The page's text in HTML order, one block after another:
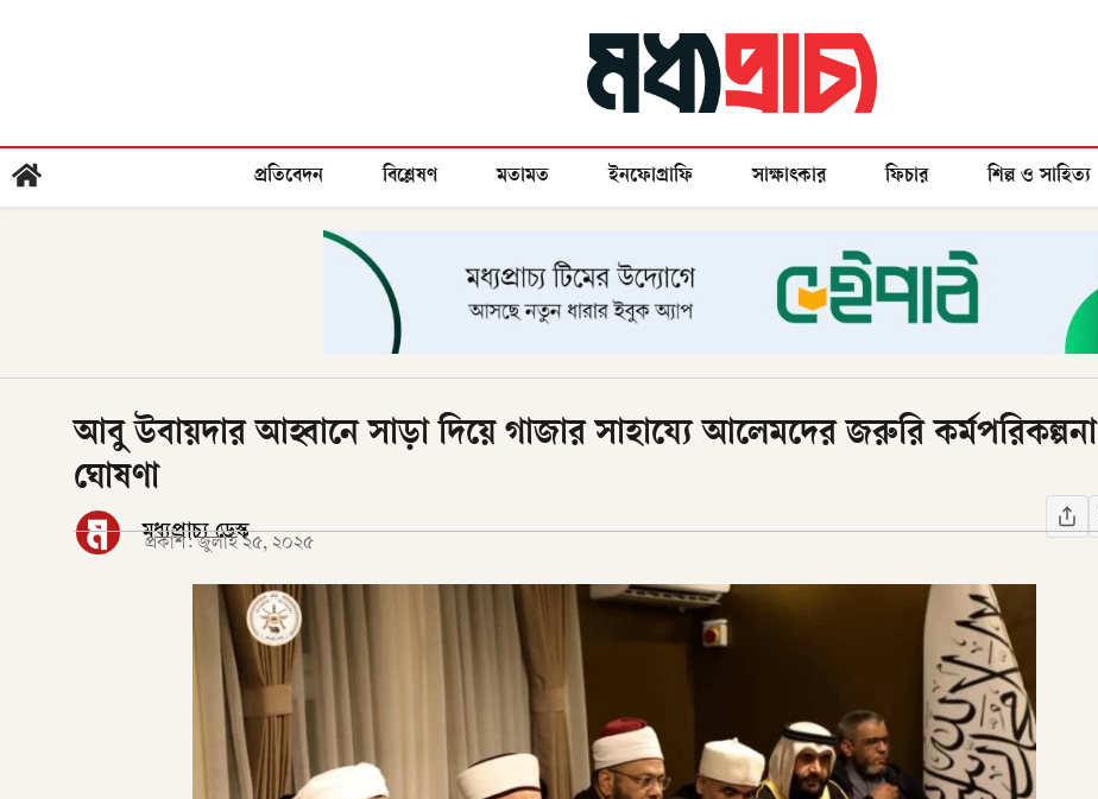
প্রতিবেদন বিশ্লেষণ মতামত ইনফোগ্রাফি সাক্ষাৎকার ফিচার শিল্প ও সাহিত্য
আবু উবায়দার আহ্বানে সাড়া দিয়ে গাজার সাহায্যে আলেমদের জরুরি কর্মপরিকল্পনা
ঘোষণা
মধ্যপ্রাচ্য ডেস্ক
প্রকাশ: জুলাই ২৫, ২০২৫